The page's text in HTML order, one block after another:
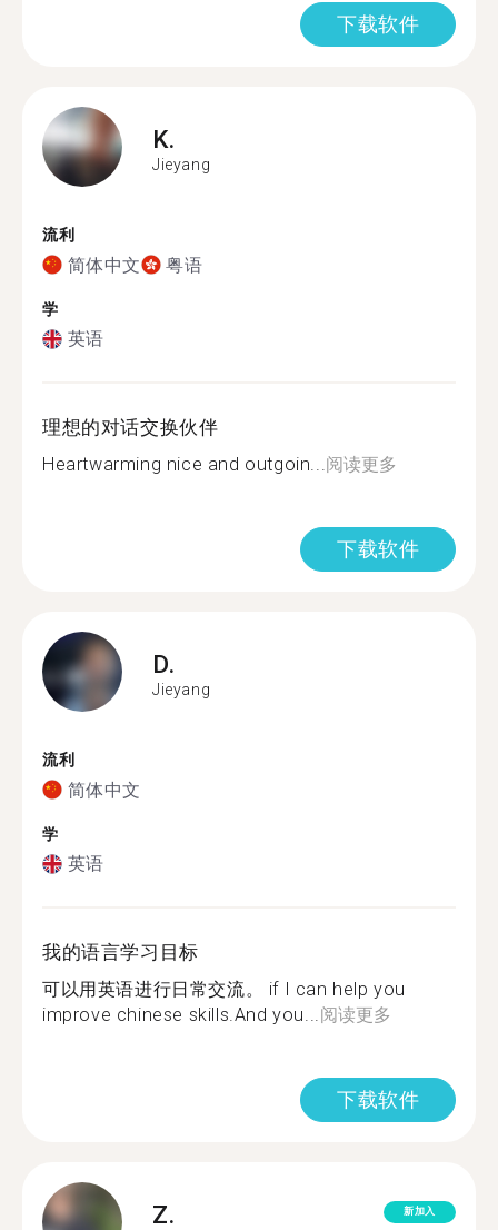
下载软件
K.
Jieyang
流利
简体中文 粤语
学
英语
理想的对话交换伙伴
Heartwarming nice and outgoin...阅读更多
下载软件
D.
Jieyang
流利
简体中文
学
英语
我的语言学习目标
可以用英语进行日常交流。 if I can help you
improve chinese skills.And you...阅读更多
下载软件
Z. 新加入